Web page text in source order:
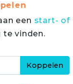
een start- of
te vinden.